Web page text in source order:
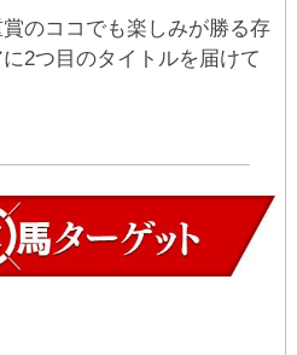
のココでも楽しみが勝る存
2つ目のタイトルを届けて